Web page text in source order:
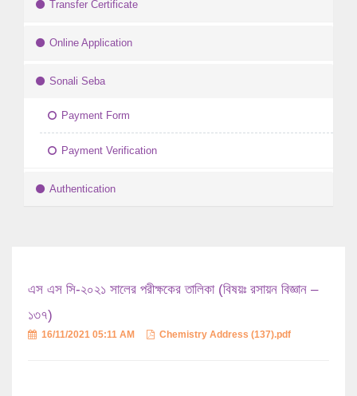
Transfer Certificate
Online Application
Sonali Seba
Payment Form
Payment Verification
Authentication
এস এস সি-২০২১ সালের পরীক্ষকের তালিকা (বিষয়ঃ রসায়ন বিজ্ঞান –
১৩৭)
16/11/2021 05:11 AM Chemistry Address (137).pdf